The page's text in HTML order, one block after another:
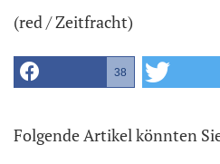
(red / Zeitfracht)
38
Folgende Artikel könnten